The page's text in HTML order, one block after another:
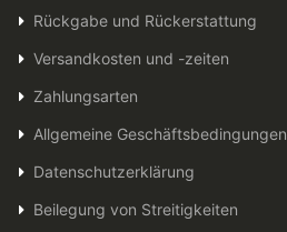
Rückgabe und Rückerstattung
Versandkosten und -zeiten
Zahlungsarten
Allgemeine Geschäftsbedingungen
Datenschutzerklärung
Beilegung von Streitigkeiten